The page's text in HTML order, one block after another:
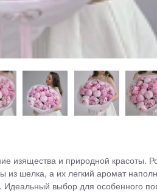
изящества и природной красоты.
из шелка, а их легкий аромат
выбор для особенного